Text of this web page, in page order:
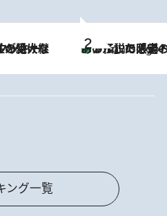
2 Hours Ago
あの伝説の限定トートも！ リニューアルした「ディーン
ング一覧